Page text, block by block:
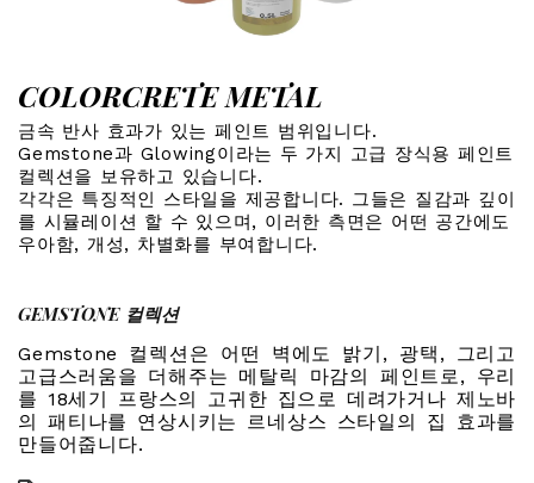
COLORCRETE METAL
금속 반사 효과가 있는 페인트 범위입니다.
Gemstone과 Glowing이라는 두 가지 고급 장식용 페인트
컬렉션을 보유하고 있습니다.
각각은 특징적인 스타일을 제공합니다. 그들은 질감과 깊이
를 시뮬레이션 할 수 있으며, 이러한 측면은 어떤 공간에도
우아함, 개성, 차별화를 부여합니다.
GEMSTONE 컬렉션
Gemstone 컬렉션은 어떤 벽에도 밝기, 광택, 그리고
고급스러움을 더해주는 메탈릭 마감의 페인트로, 우리
를 18세기 프랑스의 고귀한 집으로 데려가거나 제노바
의 패티나를 연상시키는 르네상스 스타일의 집 효과를
만들어줍니다.